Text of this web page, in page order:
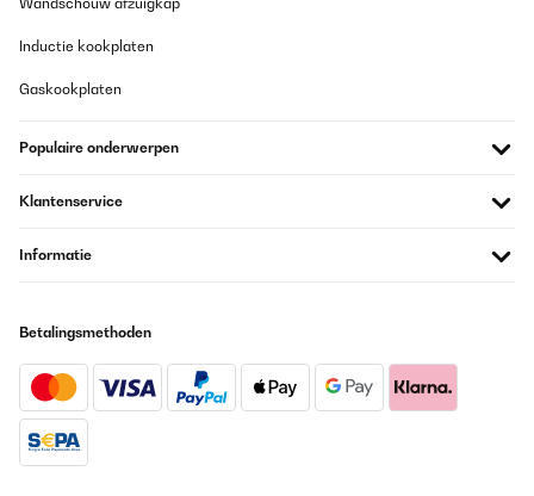
Von der Heizstrahlung her war ich auch angetan. 20qm
kann man nichts verkehrt machen. Hab ihn an der Wand verbaut.
Amazon-Benutzer
Im Gegensatz zu den meisten anderen Heizstrahlern bei Amazon
Die mitgelieferten Halterungen kann man über Nuten im Strahler
fertig.
Amazon-Benutzer
Vertaal
Inductie kookplaten
Gaskookplaten
Populaire onderwerpen
Klantenservice
Informatie
Betalingsmethoden